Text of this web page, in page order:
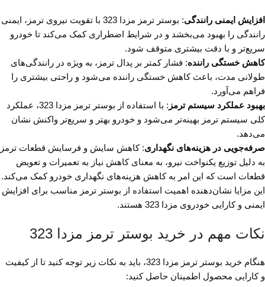
افزایش ایمنی رانندگی
: بوستر ترمز مزدا 323 با تقویت نیروی ترمز، ایمنی
رانندگی را بهبود می‌بخشد و در شرایط اضطراری کمک می‌کند تا خودرو
سریع‌تر و با دقت بیشتری متوقف شود.
کاهش خستگی راننده: فشار کمتر بر پدال ترمز، به ویژه در رانندگی‌های
طولانی مدت، باعث کاهش خستگی راننده می‌شود و راحتی بیشتری را
فراهم می‌آورد.
بهبود عملکرد سیستم ترمز
: با استفاده از بوستر ترمز مزدا 323، عملکرد
کلی سیستم ترمز بهینه‌تر می‌شود و خودرو بهتر و سریع‌تر واکنش نشان
می‌دهد.
صرفه‌جویی در هزینه‌های نگهداری: کاهش سایش و فرسایش قطعات ترمز
به دلیل توزیع یکنواخت نیرو، به معنای کاهش نیاز به تعمیرات و تعویض
قطعات است که این امر به کاهش هزینه‌های نگهداری خودرو کمک می‌کند.
این مزایا نشان‌دهنده اهمیت استفاده از بوستر ترمز مناسب برای افزایش
ایمنی و کارایی خودروی مزدا 323 هستند.
نکات مهم در خرید بوستر ترمز مزدا 323
هنگام خرید بوستر ترمز مزدا 323، باید به نکات زیر توجه کنید تا از کیفیت
و کارایی محصول اطمینان حاصل کنید: